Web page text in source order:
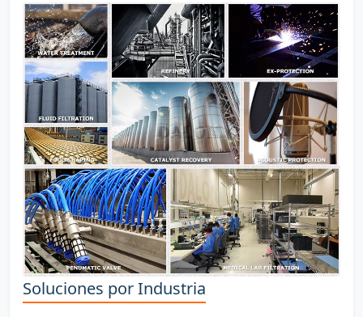
Soluciones por Industria